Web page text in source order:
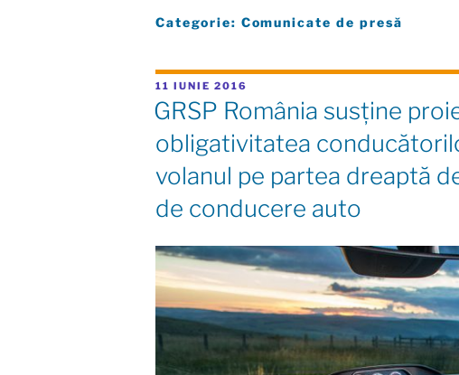
Categorie: Comunicate de presă
PUBLICAT
PE
11 IUNIE 2016
GRSP România susţine
obligativitatea
volanul pe partea dreaptă
de conducere auto